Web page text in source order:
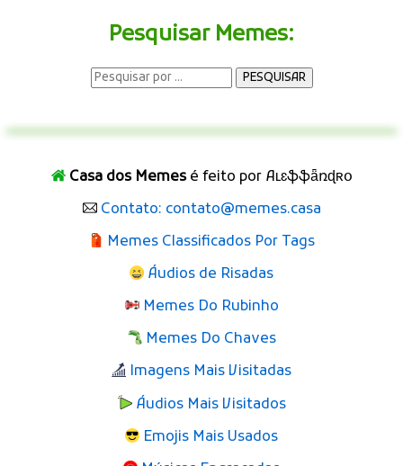
Pesquisar Memes:
Casa dos Memesé feito por Aʟɛֆֆǟռɖʀօ
Contato: contato@memes.casa
Memes Classificados Por Tags
Áudios de Risadas
Memes Do Rubinho
Memes Do Chaves
Imagens Mais Visitadas
Áudios Mais Visitados
Emojis Mais Usados